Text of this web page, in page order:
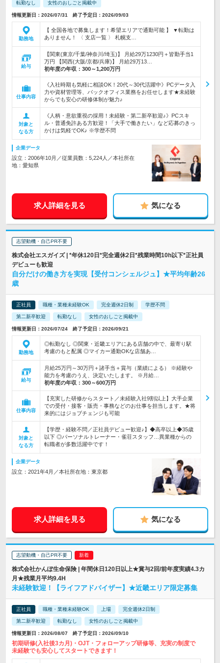
転勤なし 女性のおしごと掲載中
情報更新日：2026/07/31 終了予定日：2026/09/03
勤務地
【 全国各地で募集します！希望エリアで通勤可能 】 ▼転勤は
ありません！ 〈 支店一覧 〉 札幌支…
給与
【関東(東京/千葉/神奈川/埼玉)】 月給29万1230円＋皆勤手当1
万円 【関西(大阪/京都/兵庫)】 月給29万13…
初年度の年収： 300～1,200万円
仕事内容
《入社時期も気軽に相談OK！20代～30代活躍中》PCデータ入
力や資材管理等、バックオフィス業務をお任せします★未経験
からでも安心の研修体制が魅力♪
対象と
なる方
《人柄・意欲重視の採用！未経験・第二新卒歓迎♪》PCスキ
ル・普通免許ある方歓迎！「大手で働きたい」など応募のきっ
かけは気軽でOK♪ ※学歴不問
企業データ
設立：2006年10月／従業員数：5,224人／本社所在
地：愛知県
求人詳細を見る 気になる
志望動機・自己PR不要
株式会社エスガイズ | *年休120日*完全週休2日*残業時間10h以下*正社員
デビューも歓迎
自分だけの働き方を実現【受付コンシェルジュ】★平均年齢26
歳
正社員 職種・業種未経験OK 完全週休2日制 学歴不問
第二新卒歓迎 転勤なし 女性のおしごと掲載中
情報更新日：2026/07/24 終了予定日：2026/09/21
勤務地
◎転勤なし ◎関東・近畿エリアにある店舗の中で、最寄り駅
考慮のもと配属 ◎マイカー通勤OKな店舗あ…
給与
月給25万円～30万円＋諸手当＋賞与（業績による） ※経験や
能力を考慮のうえ、決定いたします。 ※月給…
初年度の年収： 300～600万円
仕事内容
【充実した研修からスタート／未経験入社9割以上】大手企業
での受付・接客・販売・事務などのお仕事を担当します。★将
来的にはジョブチェンジも可能
対象と
なる方
【学歴・経験不問／正社員デビュー歓迎♪】◆高卒以上◆35歳
以下 ◎パーソナルトレーナー・雀荘スタッフ…異業種からの
転職者が多数活躍中です！
企業データ
設立：2021年4月／本社所在地：東京都
求人詳細を見る 気になる
志望動機・自己PR不要
株式会社かんぽ生命保険 | 年間休日120日以上★賞与2回/前年度実績4.3カ
月★残業月平均9.4H
未経験歓迎！【ライフアドバイザー】★近畿エリア限定募集
正社員 職種・業種未経験OK 上場 完全週休2日制
第二新卒歓迎 転勤なし 女性のおしごと掲載中
情報更新日：2026/08/07 終了予定日：2026/09/10
初期研修(入社後3カ月)・OJT・フォローアップ研修等、充実の制度で
未経験でも安心してスタートできます！